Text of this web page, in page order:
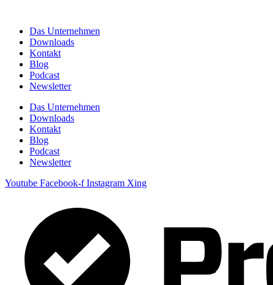
springenDas Unternehmen
Downloads
Kontakt
Blog
Podcast
Newsletter
Das Unternehmen
Downloads
Kontakt
Blog
Podcast
Newsletter
Youtube Facebook-f Instagram Xing